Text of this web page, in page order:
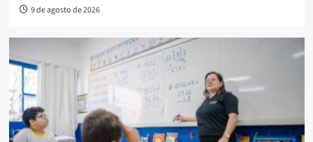
9 de agosto de 2026